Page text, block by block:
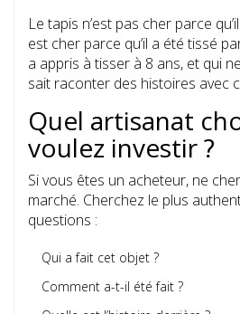
Le tapis n’est pas cher parce
est cher parce qu’il a été tissé
a appris à tisser à 8 ans, et qui
sait raconter des histoires avec
Quel artisanat
voulez investir ?
Si vous êtes un acheteur, ne
marché. Cherchez le plus
questions :
Qui a fait cet objet ?
Comment a-t-il été fait ?